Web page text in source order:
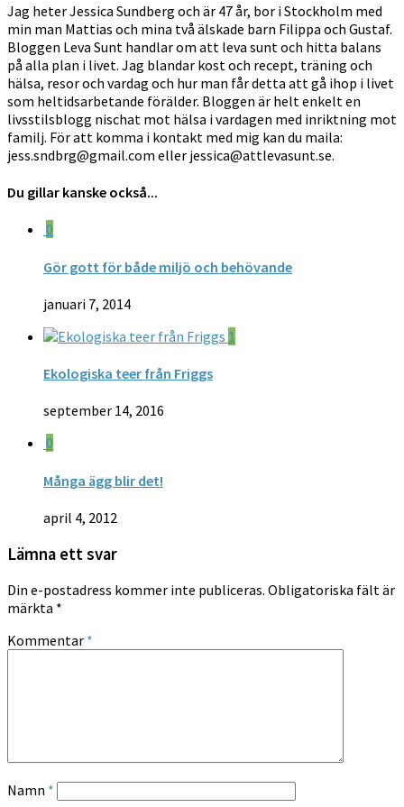
Jag heter Jessica Sundberg och är 47 år, bor i Stockholm med
min man Mattias och mina två älskade barn Filippa och Gustaf.
Bloggen Leva Sunt handlar om att leva sunt och hitta balans
på alla plan i livet. Jag blandar kost och recept, träning och
hälsa, resor och vardag och hur man får detta att gå ihop i livet
som heltidsarbetande förälder. Bloggen är helt enkelt en
livsstilsblogg nischat mot hälsa i vardagen med inriktning mot
familj. För att komma i kontakt med mig kan du maila:
jess.sndbrg@gmail.com eller jessica@attlevasunt.se.
Du gillar kanske också...
0
Gör gott för både miljö och behövande
januari 7, 2014
1
Ekologiska teer från Friggs
september 14, 2016
0
Många ägg blir det!
april 4, 2012
Lämna ett svar
Din e-postadress kommer inte publiceras. Obligatoriska fält är
märkta *
Kommentar *
Namn *